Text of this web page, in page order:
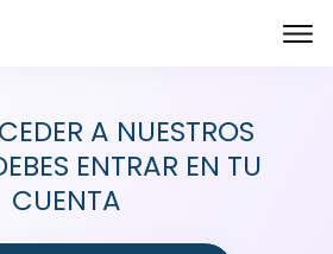
A NUESTROS
ENTRAR EN TU
CUENTA